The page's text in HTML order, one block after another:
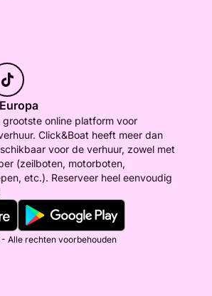
grootste online platform voor
Click&Boat heeft meer dan
voor de verhuur, zowel met
(zeilboten, motorboten,
etc.). Reserveer heel eenvoudig
Alle rechten voorbehouden